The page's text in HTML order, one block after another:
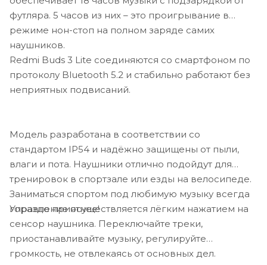
футляра. 5 часов из них – это проигрывание в
режиме нон-стоп на полном заряде самих
наушников.
Redmi Buds 3 Lite соединяются со смартфоном по
протоколу Bluetooth 5.2 и стабильно работают без
неприятных подвисаний.
Модель разработана в соответствии со
стандартом IP54 и надёжно защищены от пыли,
влаги и пота. Наушники отлично подойдут для
тренировок в спортзале или езды на велосипеде.
Заниматься спортом под любимую музыку всегда
гораздо приятнее!
Управление осуществляется лёгким нажатием на
сенсор наушника. Переключайте треки,
приостанавливайте музыку, регулируйте
громкость, не отвлекаясь от основных дел.